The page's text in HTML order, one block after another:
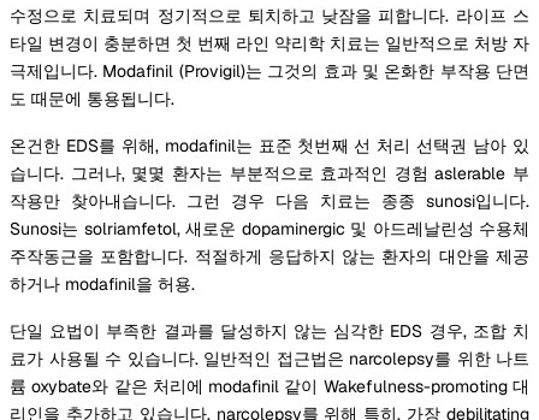
수정으로 치료되며 정기적으로 퇴치하고 낮잠을 피합니다. 라이프 스
타일 변경이 충분하면 첫 번째 라인 약리학 치료는 일반적으로 처방 자
극제입니다. Modafinil (Provigil)는 그것의 효과 및 온화한 부작용 단면
도 때문에 통용됩니다.
온건한 EDS를 위해, modafinil는 표준 첫번째 선 처리 선택권 남아 있
습니다. 그러나, 몇몇 환자는 부분적으로 효과적인 경험 aslerable 부
작용만 찾아내습니다. 그런 경우 다음 치료는 종종 sunosi입니다.
Sunosi는 solriamfetol, 새로운 dopaminergic 및 아드레날린성 수용체
주작동근을 포함합니다. 적절하게 응답하지 않는 환자의 대안을 제공
하거나 modafinil을 허용.
단일 요법이 부족한 결과를 달성하지 않는 심각한 EDS 경우, 조합 치
료가 사용될 수 있습니다. 일반적인 접근법은 narcolepsy를 위한 나트
륨 oxybate와 같은 처리에 modafinil 같이 Wakefulness-promoting 대
리인을 추가하고 있습니다. narcolepsy를 위해 특히, 가장 debilitating